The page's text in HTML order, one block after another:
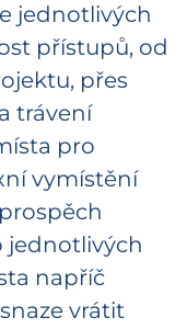
jednotlivých
přístupů, od
přes
trávení
pro
vymístění
jednotlivých
napříč
vrátit